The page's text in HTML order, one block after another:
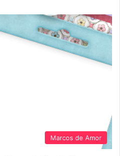
Marcos de Amor